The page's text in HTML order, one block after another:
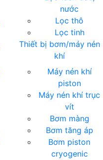
nước
Lọc thô
Lọc tinh
Thiết bị bơm/máy nén
khí
Máy nén khí
piston
Máy nén khí trục
vít
Bơm màng
Bơm tăng áp
Bơm piston
cryogenic